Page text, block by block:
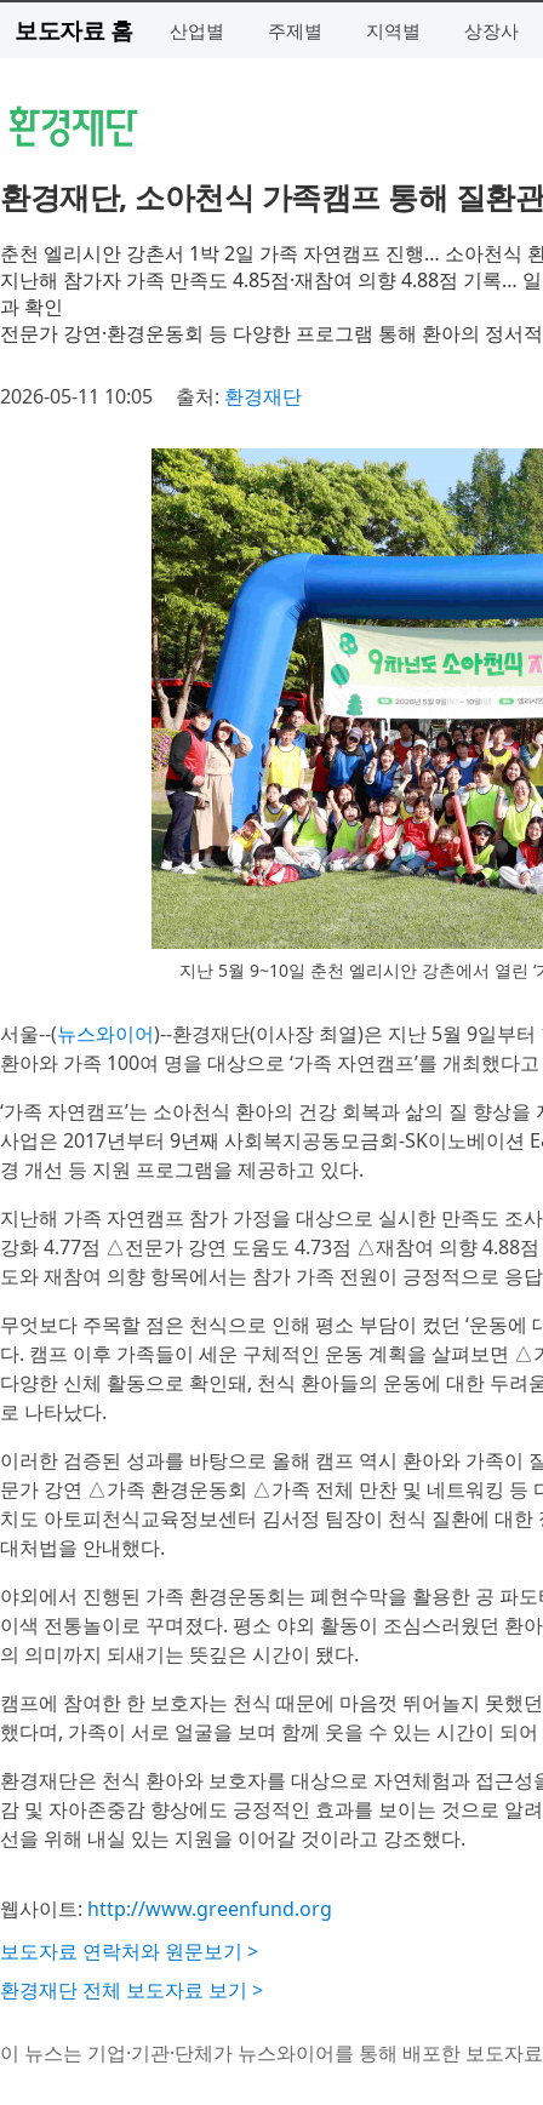
보도자료 홈 산업별 주제별 지역별 상장사
환경재단, 소아천식 가족캠프 통해 질환
춘천 엘리시안 강촌서 1박 2일 가족 자연캠프 진행… 소아천식
지난해 참가자 가족 만족도 4.85점·재참여 의향 4.88점 기록…
과 확인
전문가 강연·환경운동회 등 다양한 프로그램 통해 환아의 정서
2026-05-11 10:05 출처: 환경재단
지난 5월 9~10일 춘천 엘리시안 강촌에서 열린
서울--(뉴스와이어)--환경재단(이사장 최열)은 지난 5월 9일부
환아와 가족 100여 명을 대상으로 ‘가족 자연캠프’를 개최했다
‘가족 자연캠프’는 소아천식 환아의 건강 회복과 삶의 질 향상
사업은 2017년부터 9년째 사회복지공동모금회-SK이노베이션
경 개선 등 지원 프로그램을 제공하고 있다.
지난해 가족 자연캠프 참가 가정을 대상으로 실시한 만족도
강화 4.77점 △전문가 강연 도움도 4.73점 △재참여 의향 4.88
도와 재참여 의향 항목에서는 참가 가족 전원이 긍정적으로 응
무엇보다 주목할 점은 천식으로 인해 평소 부담이 컸던 ‘운동
다. 캠프 이후 가족들이 세운 구체적인 운동 계획을 살펴보면
다양한 신체 활동으로 확인돼, 천식 환아들의 운동에 대한 두
로 나타났다.
이러한 검증된 성과를 바탕으로 올해 캠프 역시 환아와 가족
문가 강연 △가족 환경운동회 △가족 전체 만찬 및 네트워킹 등
치도 아토피천식교육정보센터 김서정 팀장이 천식 질환에 대
대처법을 안내했다.
야외에서 진행된 가족 환경운동회는 폐현수막을 활용한 공 파
이색 전통놀이로 꾸며졌다. 평소 야외 활동이 조심스러웠던 환
의 의미까지 되새기는 뜻깊은 시간이 됐다.
캠프에 참여한 한 보호자는 천식 때문에 마음껏 뛰어놀지 못했
했다며, 가족이 서로 얼굴을 보며 함께 웃을 수 있는 시간이 되
환경재단은 천식 환아와 보호자를 대상으로 자연체험과 접근
감 및 자아존중감 향상에도 긍정적인 효과를 보이는 것으로 알
선을 위해 내실 있는 지원을 이어갈 것이라고 강조했다.
웹사이트: http://www.greenfund.org
보도자료 연락처와 원문보기 >
환경재단 전체 보도자료 보기 >
이 뉴스는 기업·기관·단체가 뉴스와이어를 통해 배포한 보도자